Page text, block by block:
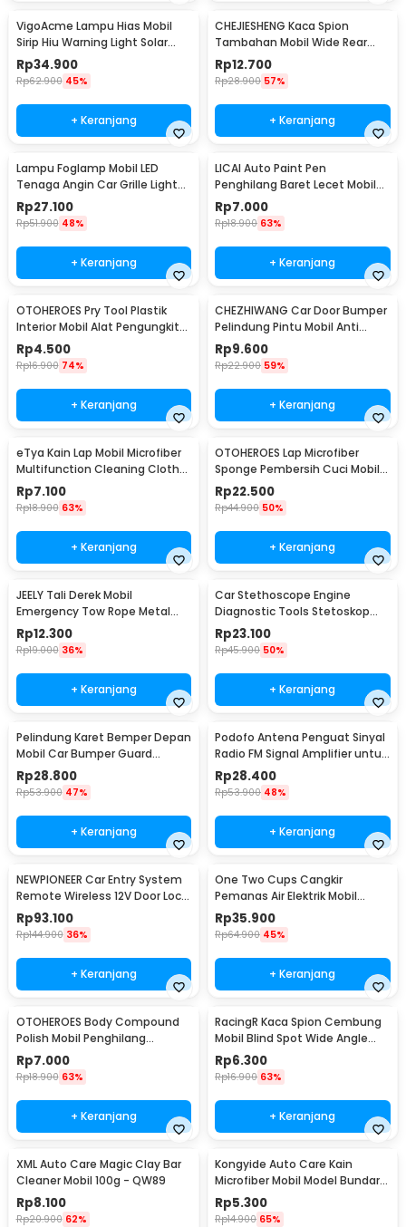
VigoAcme Lampu Hias Mobil
Sirip Hiu Warning Light Solar
Energy 8 LED - FZWJSD
Rp34.900
Rp62.900 45%
+ Keranjang
CHEJIESHENG Kaca Spion
Tambahan Mobil Wide Rear
View Anti Blind Spot - SY-080
Rp12.700
Rp28.900 57%
+ Keranjang
Lampu Foglamp Mobil LED
Tenaga Angin Car Grille Light
Wind Power 2 PCS - XY044
Rp27.100
Rp51.900 48%
+ Keranjang
LICAI Auto Paint Pen
Penghilang Baret Lecet Mobil
Scratch Removal 12ml
Rp7.000
Rp18.900 63%
+ Keranjang
OTOHEROES Pry Tool Plastik
Interior Mobil Alat Pengungkit
Set 4 PCS - AA16
Rp4.500
Rp16.900 74%
+ Keranjang
CHEZHIWANG Car Door Bumper
Pelindung Pintu Mobil Anti
Gores 8 PCS - HT-001
Rp9.600
Rp22.900 59%
+ Keranjang
eTya Kain Lap Mobil Microfiber
Multifunction Cleaning Cloth
30x39cm - H-10
Rp7.100
Rp18.900 63%
+ Keranjang
OTOHEROES Lap Microfiber
Sponge Pembersih Cuci Mobil
Motor - TP266
Rp22.500
Rp44.900 50%
+ Keranjang
JEELY Tali Derek Mobil
Emergency Tow Rope Metal
Buckle U-Type 2.7M - JL30
Rp12.300
Rp19.000 36%
+ Keranjang
Car Stethoscope Engine
Diagnostic Tools Stetoskop
Mesin Mobil - W80582
Rp23.100
Rp45.900 50%
+ Keranjang
Pelindung Karet Bemper Depan
Mobil Car Bumper Guard
57mm 2.5M
Rp28.800
Rp53.900 47%
+ Keranjang
Podofo Antena Penguat Sinyal
Radio FM Signal Amplifier untuk
Mobil - ANT-208
Rp28.400
Rp53.900 48%
+ Keranjang
NEWPIONEER Car Entry System
Remote Wireless 12V Door Lock
Mobil - CK18
Rp93.100
Rp144.900 36%
+ Keranjang
One Two Cups Cangkir
Pemanas Air Elektrik Mobil
Travel Mug 450ml - NJ88
Rp35.900
Rp64.900 45%
+ Keranjang
OTOHEROES Body Compound
Polish Mobil Penghilang
Goresan 15g with Spons - YYC-
508
Rp7.000
Rp18.900 63%
+ Keranjang
RacingR Kaca Spion Cembung
Mobil Blind Spot Wide Angle
50mm 2 Pcs - J0027
Rp6.300
Rp16.900 63%
+ Keranjang
XML Auto Care Magic Clay Bar
Cleaner Mobil 100g - QW89
Rp8.100
Rp20.900 62%
Kongyide Auto Care Kain
Microfiber Mobil Model Bundar -
L-20
Rp5.300
Rp14.900 65%